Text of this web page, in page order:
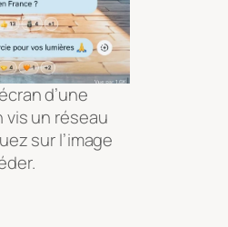
d’une
vis un réseau
sur l’image